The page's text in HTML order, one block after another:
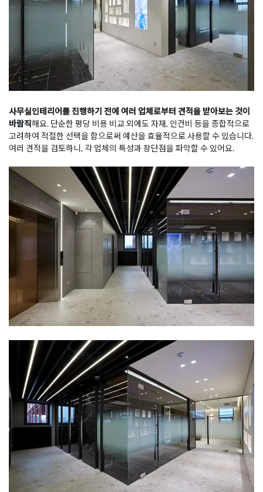
사무실인테리어를 진행하기 전에 여러 업체로부터 견적을 받아보는 것이
바람직해요. 단순한 평당 비용 비교 외에도 자재, 인건비 등을 종합적으로
고려하여 적절한 선택을 함으로써 예산을 효율적으로 사용할 수 있습니다.
여러 견적을 검토하니, 각 업체의 특성과 장단점을 파악할 수 있어요.